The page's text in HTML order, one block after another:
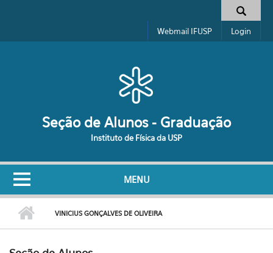
Formulário de busca
Webmail IFUSP Login
Seção de Alunos - Graduação
Instituto de Física da USP
MENU
VINICIUS GONÇALVES DE OLIVEIRA